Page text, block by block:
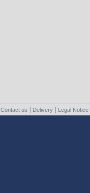
Contact us Delivery Legal Notice